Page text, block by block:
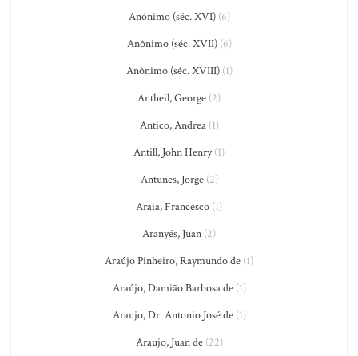
Anônimo (séc. XVI)(6)
Anônimo (séc. XVII)(6)
Anônimo (séc. XVIII)(1)
Antheil, George (2)
Antico, Andrea(1)
Antill, John Henry(1)
Antunes, Jorge(2)
Araia, Francesco (1)
Aranyés, Juan (2)
Araújo Pinheiro, Raymundo de (1)
Araújo, Damião Barbosa de(1)
Araujo, Dr. Antonio José de(1)
Araujo, Juan de(22)